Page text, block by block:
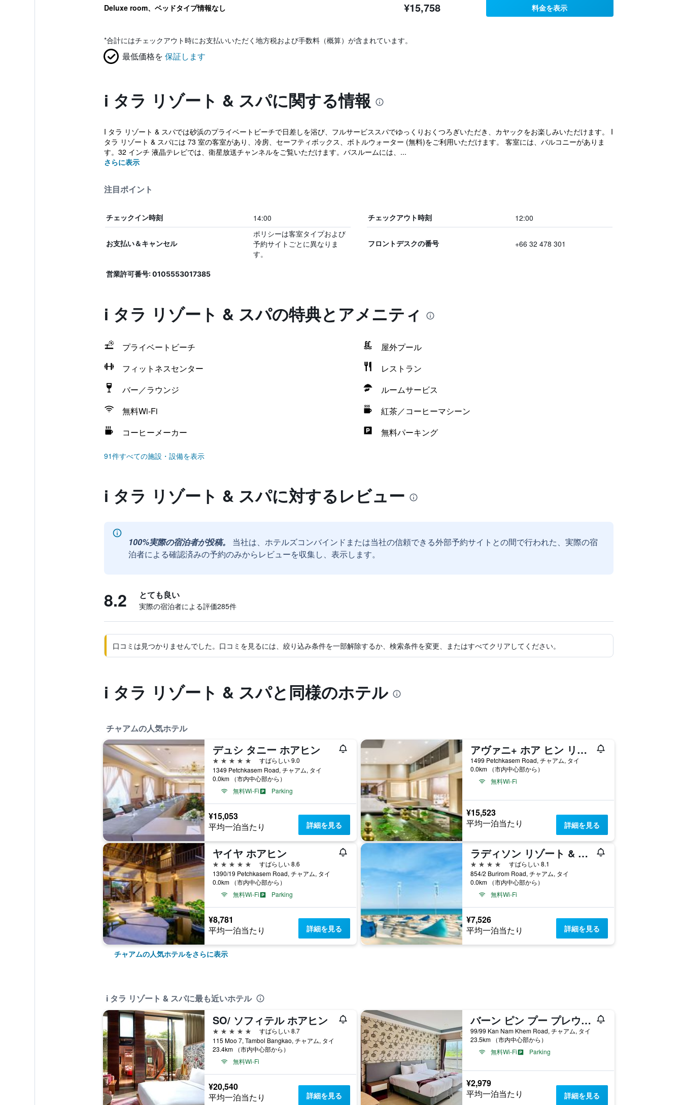
Deluxe room、ベッドタイプ情報なし ¥15,758 料金を表示
*合計にはチェックアウト時にお支払いいただく地方税および手数料（概算）が含まれています。
最低価格を 保証します
i タラ リゾート & スパに関する情報
I タラ リゾート & スパでは砂浜のプライベートビーチで日差しを浴び、フルサービススパでゆっくりおくつろぎいただき、カヤックをお楽しみいただけます。 I
タラ リゾート & スパには 73 室の客室があり、冷房、セーフティボックス、ボトルウォーター (無料)をご利用いただけます。 客室には、バルコニーがありま
す。32 インチ 液晶テレビでは、衛星放送チャンネルをご覧いただけます。バスルームには、...
さらに表示
注目ポイント
チェックイン時刻 14:00 チェックアウト時刻 12:00
お支払い＆キャンセル
ポリシーは客室タイプおよび
予約サイトごとに異なりま
す。
フロントデスクの番号 +66 32 478 301
営業許可番号: 0105553017385
i タラ リゾート & スパの特典とアメニティ
プライベートビーチ
屋外プール
フィットネスセンター
レストラン
バー／ラウンジ
ルームサービス
無料Wi-Fi
紅茶／コーヒーマシーン
コーヒーメーカー
無料パーキング
91件すべての施設・設備を表示
i タラ リゾート & スパに対するレビュー
100%実際の宿泊者が投稿。
当社は、ホテルズコンバインドまたは当社の信頼できる外部予約サイトとの間で行われた、実際の宿
泊者による確認済みの予約のみからレビューを収集し、表示します。
8.2 とても良い
実際の宿泊者による評価285​件
口コミは見つかりませんでした。口コミを見るには、絞り込み条件を一部解除するか、検索条件を変更、またはすべてクリアしてください。
i タラ リゾート & スパと同様のホテル
チャアムの人気ホテル
デュシ タニー ホアヒン
5つ星
すばらしい 9.0
1349 Petchkasem Road, チャアム, タイ
0.0km （市内中心部から）
無料Wi-Fi
Parking
¥15,053
平均一泊当たり 詳細を見る
アヴァニ+ ホア ヒン リゾート
1499 Petchkasem Road, チャアム, タイ
0.0km （市内中心部から）
無料Wi-Fi
¥15,523
平均一泊当たり 詳細を見る
ヤイヤ ホアヒン
5つ星
すばらしい 8.6
1390/19 Petchkasem Road, チャアム, タイ
0.0km （市内中心部から）
無料Wi-Fi
Parking
¥8,781
平均一泊当たり 詳細を見る
ラディソン リゾート & スパ ホアヒン
4つ星
すばらしい 8.1
854/2 Burirom Road, チャアム, タイ
0.0km （市内中心部から）
無料Wi-Fi
¥7,526
平均一泊当たり 詳細を見る
チャアムの人気ホテルをさらに表示
i タラ リゾート & スパに最も近いホテル
SO/ ソフィテル ホアヒン
5つ星
すばらしい 8.7
115 Moo 7, Tambol Bangkao, チャアム, タイ
23.4km （市内中心部から）
無料Wi-Fi
¥20,540
平均一泊当たり 詳細を見る
バーン ピン プー プレウ チャアム
99/99 Kan Nam Khem Road, チャアム, タイ
23.5km （市内中心部から）
無料Wi-Fi
Parking
¥2,979
平均一泊当たり 詳細を見る